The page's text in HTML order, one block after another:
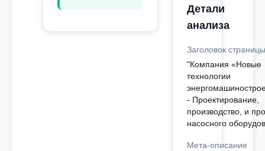
Детали
анализа
Заголовок страницы
"Компания «Новые
технологии
- Проектирование,
производство, и
насосного
Мета-описание